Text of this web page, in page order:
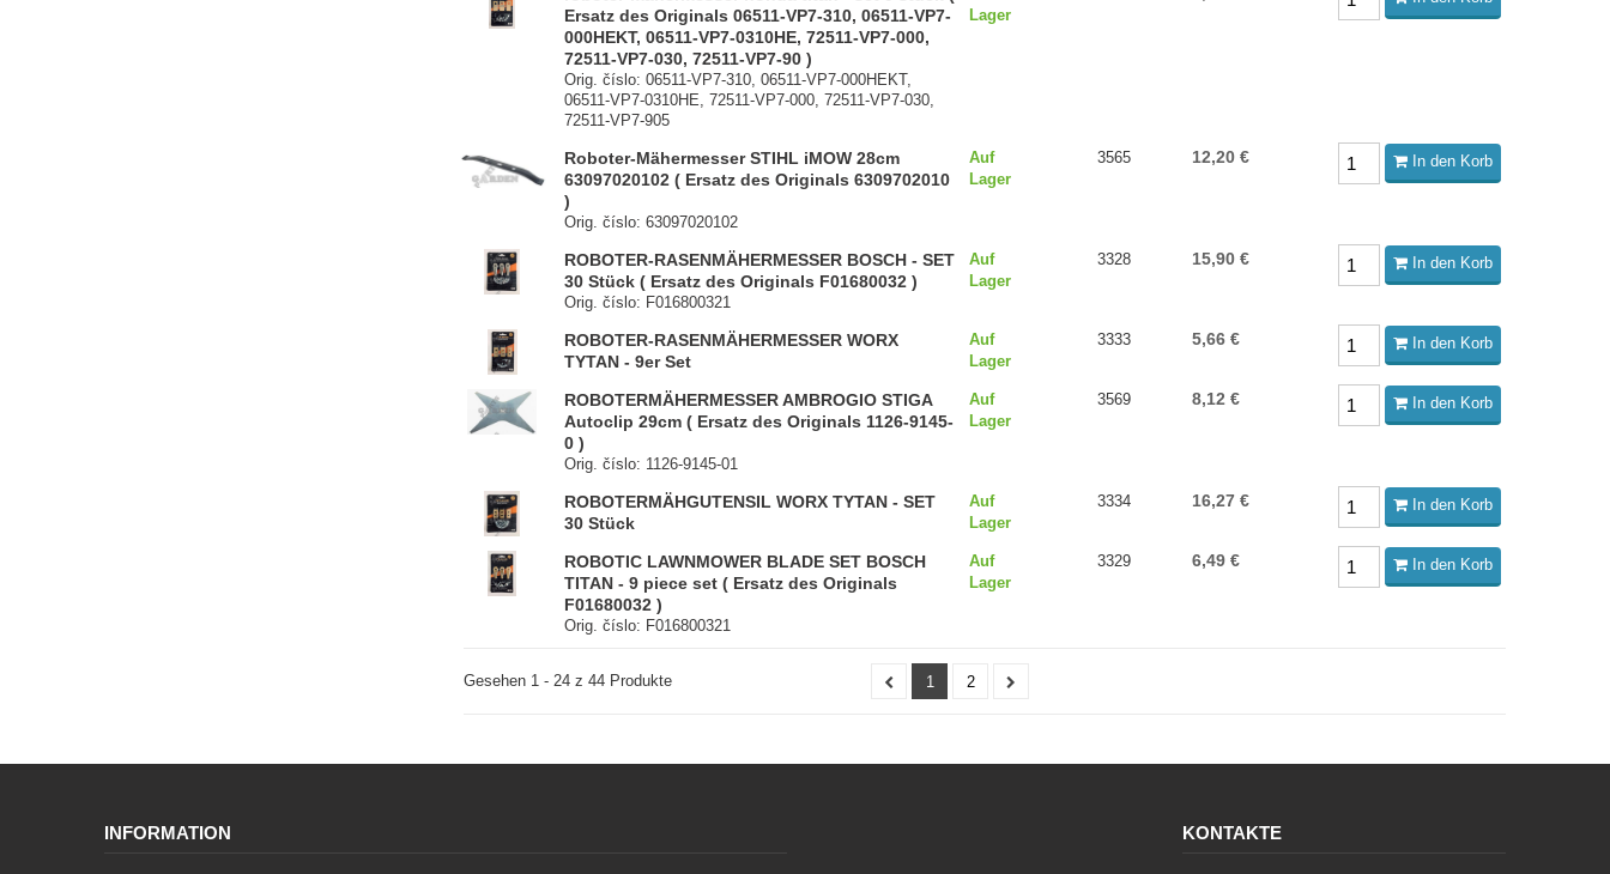
Ersatz des Originals 06511-VP7-310, 06511-VP7-
000HEKT, 06511-VP7-0310HE, 72511-VP7-000,
72511-VP7-030, 72511-VP7-90 )
Orig. číslo: 06511-VP7-310, 06511-VP7-000HEKT,
06511-VP7-0310HE, 72511-VP7-000, 72511-VP7-030,
72511-VP7-905
Lager
Roboter-Mähermesser STIHL iMOW 28cm
63097020102 ( Ersatz des Originals 6309702010
)
Orig. číslo: 63097020102
Auf
Lager
3565 12,20 € In den Korb
ROBOTER-RASENMÄHERMESSER BOSCH - SET
30 Stück ( Ersatz des Originals F01680032 )
Orig. číslo: F016800321
Auf
Lager
3328 15,90 € In den Korb
ROBOTER-RASENMÄHERMESSER WORX
TYTAN - 9er Set
Auf
Lager
3333 5,66 € In den Korb
ROBOTERMÄHERMESSER AMBROGIO STIGA
Autoclip 29cm ( Ersatz des Originals 1126-9145-
0 )
Orig. číslo: 1126-9145-01
Auf
Lager
3569 8,12 € In den Korb
ROBOTERMÄHGUTENSIL WORX TYTAN - SET
30 Stück
Auf
Lager
3334 16,27 € In den Korb
ROBOTIC LAWNMOWER BLADE SET BOSCH
TITAN - 9 piece set ( Ersatz des Originals
F01680032 )
Orig. číslo: F016800321
Auf
Lager
3329 6,49 € In den Korb
1 2
Gesehen 1 - 24 z 44 Produkte
INFORMATION KONTAKTE